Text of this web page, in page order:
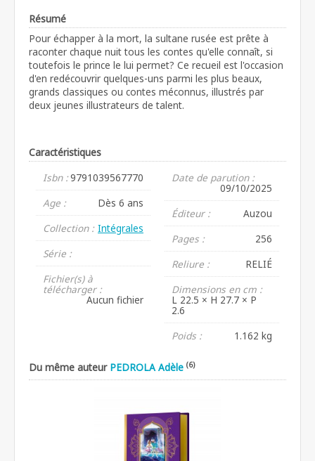
Résumé
Pour échapper à la mort, la sultane rusée est prête à
raconter chaque nuit tous les contes qu'elle connaît, si
toutefois le prince le lui permet? Ce recueil est l'occasion
d'en redécouvrir quelques-uns parmi les plus beaux,
grands classiques ou contes méconnus, illustrés par
deux jeunes illustrateurs de talent.
Caractéristiques
Isbn :9791039567770
Age :
Dès 6 ans
Collection : Intégrales
Série :
Fichier(s) à
télécharger :
Aucun fichier
Date de parution :
09/10/2025
Éditeur :
Auzou
Pages :
256
Reliure :
RELIÉ
Dimensions en cm :
L 22.5 × H 27.7 × P
2.6
Poids :
1.162 kg
Du même auteur PEDROLA Adèle (6)